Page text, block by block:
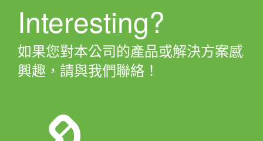
Interesting?
如果您對本公司的產品或解決方案感
興趣，請與我們聯絡！